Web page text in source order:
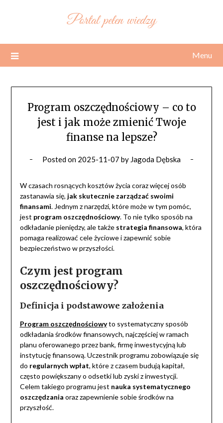
Portal pełen wiedzy
Menu
Program oszczędnościowy – co to
jest i jak może zmienić Twoje
finanse na lepsze?
Posted on 2025-11-07 by Jagoda Dębska
W czasach rosnących kosztów życia coraz więcej osób
zastanawia się, jak skutecznie zarządzać swoimi
finansami. Jednym z narzędzi, które może w tym pomóc,
jest program oszczędnościowy. To nie tylko sposób na
odkładanie pieniędzy, ale także strategia finansowa, która
pomaga realizować cele życiowe i zapewnić sobie
bezpieczeństwo w przyszłości.
Czym jest program
oszczędnościowy?
Definicja i podstawowe założenia
Program oszczędnościowyto systematyczny sposób
odkładania środków finansowych, najczęściej w ramach
planu oferowanego przez bank, firmę inwestycyjną lub
instytucję finansową. Uczestnik programu zobowiązuje się
do regularnych wpłat, które z czasem budują kapitał,
często powiększany o odsetki lub zyski z inwestycji.
Celem takiego programu jest nauka systematycznego
oszczędzania oraz zapewnienie sobie środków na
przyszłość.